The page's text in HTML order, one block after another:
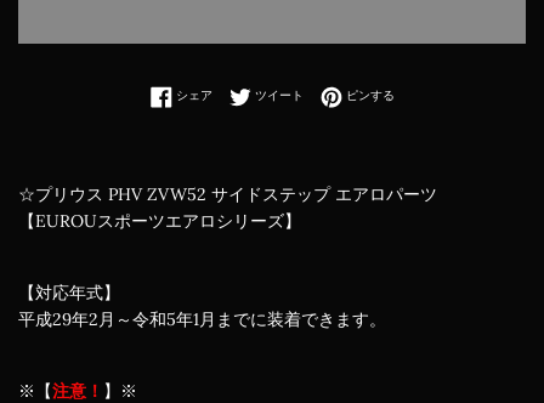
シェアFacebookでシェアする
ツイート Twitterに投稿する
ピンするPinterestでピンする
☆プリウス PHV ZVW52 サイドステップ エアロパーツ
【EUROUスポーツエアロシリーズ】
【対応年式】
平成29年2月～令和5年1月までに装着できます。
※【注意！ 】※